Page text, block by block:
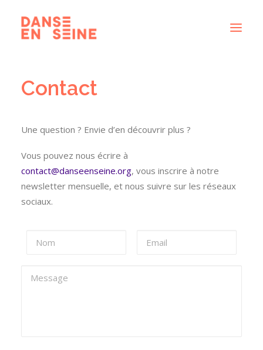
CRÉATIONS
ACTUS
Contact
Une question ? Envie d’en découvrir plus ?
Vous pouvez nous écrire à
contact@danseenseine.org, vous inscrire à notre
newsletter mensuelle, et nous suivre sur les réseaux
sociaux.